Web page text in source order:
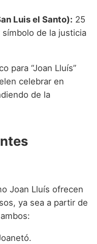
Luis el Santo): 25
de la justicia
para “Joan Lluís”
celebrar en
de la
Joan Lluís ofrecen
ya sea a partir de